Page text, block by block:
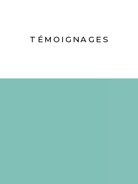
TÉMOIGNAGES